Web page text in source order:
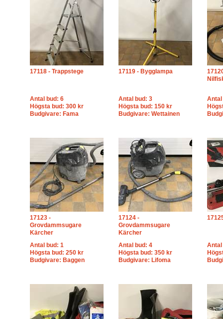
17118 - Trappstege
Antal bud: 6
Högsta bud: 300 kr
Budgivare: Fama
17119 - Bygglampa
Antal bud: 3
Högsta bud: 150 kr
Budgivare: Wettainen
Antal
17123 -
Grovdammsugare
Kärcher
Antal bud: 1
Högsta bud: 250 kr
Budgivare: Baggen
17124 -
Grovdammsugare
Kärcher
Antal bud: 4
Högsta bud: 350 kr
Budgivare: Lifoma
Antal